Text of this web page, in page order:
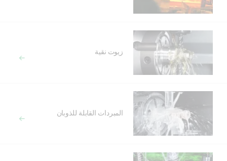
زيوت نقية
المبردات القابلة للذوبان